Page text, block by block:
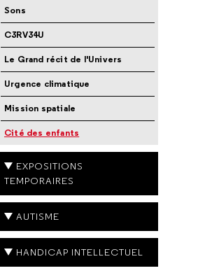
Sons
C3RV34U
Le Grand récit de l'Univers
Urgence climatique
Mission spatiale
Cité des enfants
EXPOSITIONS
TEMPORAIRES
AUTISME
HANDICAP INTELLECTUEL